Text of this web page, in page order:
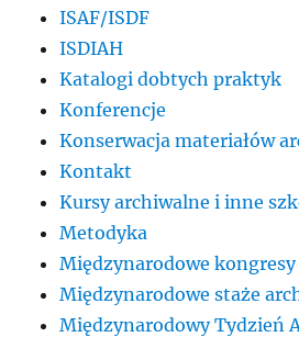
ISAF/ISDF
ISDIAH
Katalogi dobtych praktyk
Konferencje
Konserwacja materiałów
Kontakt
Kursy archiwalne i inne
Metodyka
Międzynarodowe
Międzynarodowe staże
Międzynarodowy Tydzień